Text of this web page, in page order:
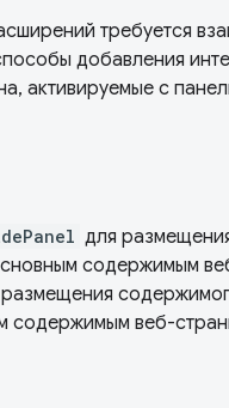
требуется
добавления
активируемые с
для
содержимым
содержимым веб-